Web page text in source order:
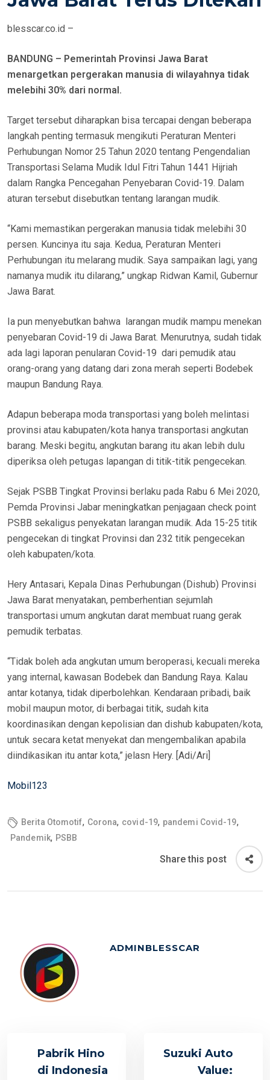
blesscar.co.id –
BANDUNG – Pemerintah Provinsi Jawa Barat
menargetkan pergerakan manusia di wilayahnya tidak
melebihi 30% dari normal.
Target tersebut diharapkan bisa tercapai dengan beberapa
langkah penting termasuk mengikuti Peraturan Menteri
Perhubungan Nomor 25 Tahun 2020 tentang Pengendalian
Transportasi Selama Mudik Idul Fitri Tahun 1441 Hijriah
dalam Rangka Pencegahan Penyebaran Covid-19. Dalam
aturan tersebut disebutkan tentang larangan mudik.
“Kami memastikan pergerakan manusia tidak melebihi 30
persen. Kuncinya itu saja. Kedua, Peraturan Menteri
Perhubungan itu melarang mudik. Saya sampaikan lagi, yang
namanya mudik itu dilarang,” ungkap Ridwan Kamil, Gubernur
Jawa Barat.
Ia pun menyebutkan bahwa larangan mudik mampu menekan
penyebaran Covid-19 di Jawa Barat. Menurutnya, sudah tidak
ada lagi laporan penularan Covid-19 dari pemudik atau
orang-orang yang datang dari zona merah seperti Bodebek
maupun Bandung Raya.
Adapun beberapa moda transportasi yang boleh melintasi
provinsi atau kabupaten/kota hanya transportasi angkutan
barang. Meski begitu, angkutan barang itu akan lebih dulu
diperiksa oleh petugas lapangan di titik-titik pengecekan.
Sejak PSBB Tingkat Provinsi berlaku pada Rabu 6 Mei 2020,
Pemda Provinsi Jabar meningkatkan penjagaan check point
PSBB sekaligus penyekatan larangan mudik. Ada 15-25 titik
pengecekan di tingkat Provinsi dan 232 titik pengecekan
oleh kabupaten/kota.
Hery Antasari, Kepala Dinas Perhubungan (Dishub) Provinsi
Jawa Barat menyatakan, pemberhentian sejumlah
transportasi umum angkutan darat membuat ruang gerak
pemudik terbatas.
“Tidak boleh ada angkutan umum beroperasi, kecuali mereka
yang internal, kawasan Bodebek dan Bandung Raya. Kalau
antar kotanya, tidak diperbolehkan. Kendaraan pribadi, baik
mobil maupun motor, di berbagai titik, sudah kita
koordinasikan dengan kepolisian dan dishub kabupaten/kota,
untuk secara ketat menyekat dan mengembalikan apabila
diindikasikan itu antar kota,” jelasn Hery. [Adi/Ari]
Mobil123
Berita Otomotif, Corona, covid-19, pandemi Covid-19,
Pandemik, PSBB
Share this post
ADMINBLESSCAR
Pabrik Hino
di Indonesia
Suzuki Auto
Value: